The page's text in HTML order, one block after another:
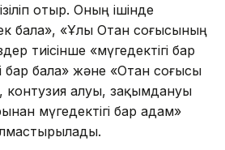
отыр. Оның ішінде
бала», «Ұлы Отан соғысының
тиісінше «мүгедектігі бар
бар бала» және «Отан соғысы
контузия алуы, зақымдануы
мүгедектігі бар адам»